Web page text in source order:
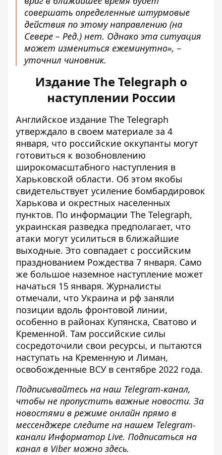
совершать определенные штурмовые
действия по этому направлению (на
Севере – Ред.) нет. Однако эта ситуация
может измениться ежеминутно», –
уточнил чиновник.
Издание The Telegraph о
наступлении России
Английское издание The Telegraph
утверждало в своем материале за 4
января, что российские оккупанты могут
готовиться к возобновлению
широкомасштабного наступления в
Харьковской области. Об этом якобы
свидетельствует усиление бомбардировок
Харькова и окрестных населенных
пунктов. По информации The Telegraph,
украинская разведка предполагает, что
атаки могут усилиться в ближайшие
выходные. Это совпадает с российским
празднованием Рождества 7 января. Само
же большое наземное наступление может
начаться 15 января. Журналисты
отмечали, что Украина и рф заняли
позиции вдоль фронтовой линии,
особенно в районах Купянска, Сватово и
Кременной. Там российские силы
сосредоточили свои ресурсы, и пытаются
наступать на Кременную и Лиман,
освобожденные ВСУ в сентябре 2022 года.
Подписывайтесь на наш Telegram-канал,
чтобы не пропустить важные новости. За
новостями в режиме онлайн прямо в
мессенджере следите на нашем Telegram-
канали Информатор Live. Подписаться на
канал в Viber можно здесь.